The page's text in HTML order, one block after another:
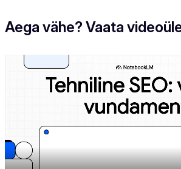
Aega vähe? Vaata